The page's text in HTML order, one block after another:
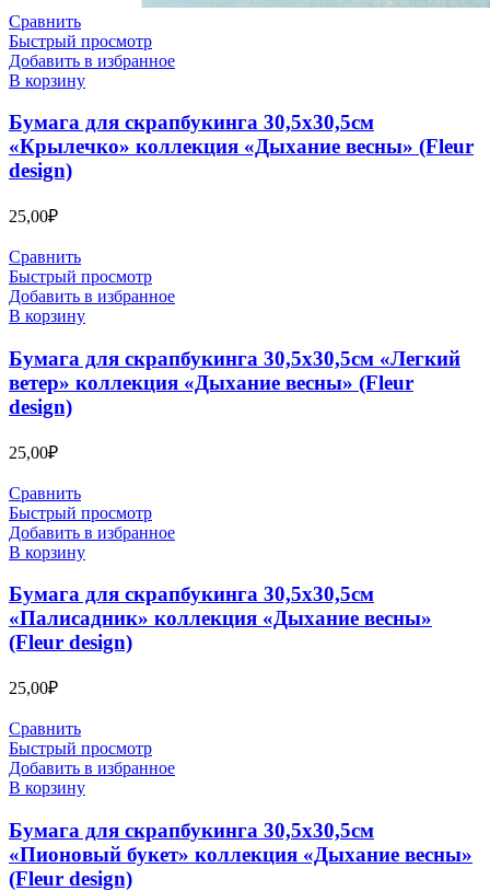
Сравнить
Быстрый просмотр
Добавить в избранное
В корзину
Бумага для скрапбукинга 30,5х30,5см
«Крылечко» коллекция «Дыхание весны» (Fleur
design)
25,00₽
Сравнить
Быстрый просмотр
Добавить в избранное
В корзину
Бумага для скрапбукинга 30,5х30,5см «Легкий
ветер» коллекция «Дыхание весны» (Fleur
design)
25,00₽
Сравнить
Быстрый просмотр
Добавить в избранное
В корзину
Бумага для скрапбукинга 30,5х30,5см
«Палисадник» коллекция «Дыхание весны»
(Fleur design)
25,00₽
Сравнить
Быстрый просмотр
Добавить в избранное
В корзину
Бумага для скрапбукинга 30,5х30,5см
«Пионовый букет» коллекция «Дыхание весны»
(Fleur design)